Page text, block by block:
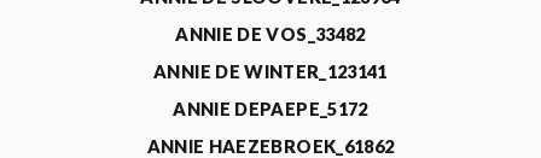
ANNIE DE VOS_33482
ANNIE DE WINTER_123141
ANNIE DEPAEPE_5172
ANNIE HAEZEBROEK_61862